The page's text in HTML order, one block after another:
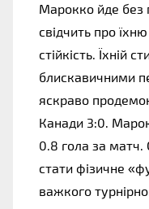
Марокко йде без
свідчить про
стійкість. Їхній
блискавичними
яскраво
Канади 3:0.
0.8 гола за
стати фізичне
важкого